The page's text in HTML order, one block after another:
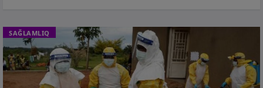
SAĞLAMLIQ